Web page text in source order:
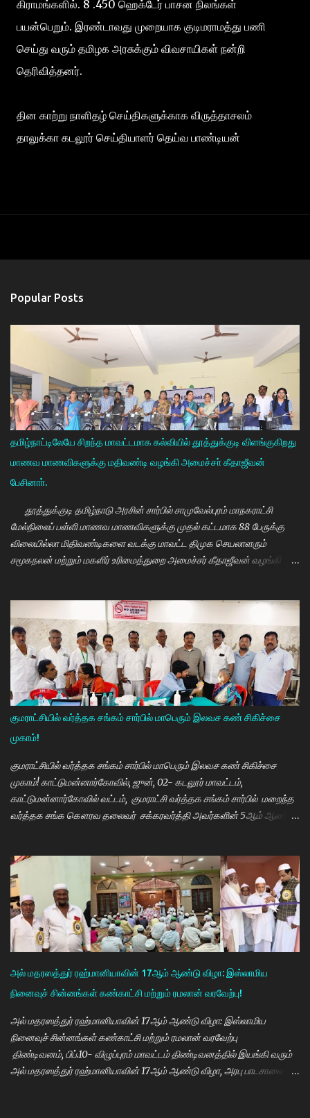
கிராமங்களில். 8 .450 ஹெக்டேர் பாசன நிலங்கள்
பயன்பெறும். இரண்டாவது முறையாக குடிமராமத்து பணி
செய்து வரும் தமிழக அரசுக்கும் விவசாயிகள் நன்றி
தெரிவித்தனர்.
தின காற்று நாளிதழ் செய்திகளுக்காக விருத்தாசலம்
தாலுக்கா கடலூர் செய்தியாளர் தெய்வ பாண்டியன்
Popular Posts
தமிழ்நாட்டிலேயே சிறந்த மாவட்டமாக கல்வியில் தூத்துக்குடி விளங்குகிறது
மாணவ மாணவிகளுக்கு மதிவண்டி வழங்கி அமைச்சா் கீதாஜீவன்
பேசினாா்.
தூத்துக்குடி தமிழ்நாடு அரசின் சார்பில் சாமுவேல்புரம் மாநகராட்சி
மேல்நிலைப் பள்ளி மாணவ மாணவிகளுக்கு முதல் கட்டமாக 88 பேருக்கு
விலையில்லா மிதிவண்டிகளை வடக்கு மாவட்ட திமுக செயலாளரும்
சமூகநலன் மற்றும் மகளிர் உரிமைத்துறை அமைச்சர் கீதாஜீவன் வழங்கி
கல்வியில் சிறந்து விளங்க வேண்டும் என்பதற்காக முதலமைச்சர்
மு.க.ஸ்டாலின் அதிக முயற்சி எடுத்து கல்வியும். மருத்துவமும் எனது இரு
கண்கள் என முதலமைச்சர் கூறி வருகிறார். எத்தனையோ
மாணவியர்களுக்கு கிடைக்காத வாய்ப்பு உங்களுக்கு கிடைத்திருக்கிறது.
முன்பு 8 ம் வகுப்பு அல்லது 10 ம் வகுப்பிலேயே மாணவியர்களின்
பள்ளிப்படிப்பை நிறுத்தும் நிலையை மாற்றி, பெண் குழந்தைகள் கல்லூரி
வரை படிக்க வேண்டும். அவர்களுக்கு உயர்கல்வி மிக அவசியம் என்பதில்
அதிக முயற்சி எடுத்து வருகிறார்கள். உயர்கல்வி படிக்கின்ற
மாணவியர்களுக்கு மாதந்தோறும் ரூ.1000 வழங்கும் புதுமைப்பெண்
திட்டத்தை செயல்படுத்தி வருகிறார். எதிர்கால தலைவர்களான மாணவர்க...
குமராட்சியில் வர்த்தக சங்கம் சார்பில் மாபெரும் இலவச கண் சிகிச்சை
முகாம்!
குமராட்சியில் வர்த்தக சங்கம் சார்பில் மாபெரும் இலவச கண் சிகிச்சை
முகாம்! காட்டுமன்னார்கோவில், ஜுன், 02- கடலூர் மாவட்டம்,
காட்டுமன்னார்கோவில் வட்டம், குமராட்சி வர்த்தக சங்கம் சார்பில் மறைந்த
வர்த்தக சங்க கௌரவ தலைவர் சக்கரவர்த்தி அவர்களின் 5ஆம் ஆண்டு
ஒருங்கிணைப்பாளர் திருவேங்கடம் மற்றும் செவிலியர்கள் தலைமையில்
நடைபெற்றது. நிகழ்ச்சியில் கண் மருத்துவர் இளையராஜா சிறப்பு
அழைப்பாளராக கலந்து கொண்டு குத்துவிளக்கு ஏற்றி நிகழ்ச்சினை
துவங்கி வைத்தார். நிகழ்ச்சிக்கு குமராட்சி வர்த்தக சங்கத் தலைவர்
கே.ஆர்.ஜி. தமிழ்வாணன் முன்னிலை வகித்தார். நிகழ்ச்சியில் செயலாளர்
மணிவண்ணன், ஒருங்கிணைப்பாளர் அப்துல்பாசித் மற்றும் சங்க
நிர்வாகிகள் குமரவடிவு, துரைசிங்கம், பிரதீப், அப்துல்ரவுப், பார்த்தசாரதி,
மணிகண்டன், செந்தில்குமார், முஸ்தபா, பிரத...
அல் மதரஸத்துர் ரஹ்மானியாவின் 17ஆம் ஆண்டு விழா: இஸ்லாமிய
நினைவுச் சின்னங்கள் கண்காட்சி மற்றும் ரமலான் வரவேற்பு!
அல் மதரஸத்துர் ரஹ்மானியாவின் 17ஆம் ஆண்டு விழா: இஸ்லாமிய
நினைவுச் சின்னங்கள் கண்காட்சி மற்றும் ரமலான் வரவேற்பு
திண்டிவனம், பிப்.10- விழுப்புரம் மாவட்டம் திண்டிவனத்தில் இயங்கி வரும்
அல் மதரஸத்துர் ரஹ்மானியாவின் 17ஆம் ஆண்டு விழா, அரபு பாடசாலை